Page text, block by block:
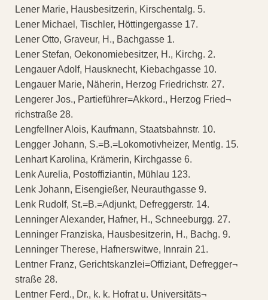
Lener Marie, Hausbesitzerin, Kirschentalg. 5.
Lener Michael, Tischler, Höttingergasse 17.
Lener Otto, Graveur, H., Bachgasse 1.
Lener Stefan, Oekonomiebesitzer, H., Kirchg. 2.
Lengauer Adolf, Hausknecht, Kiebachgasse 10.
Lengauer Marie, Näherin, Herzog Friedrichstr. 27.
Lengerer Jos., Partieführer=Akkord., Herzog Fried¬
richstraße 28.
Lengfellner Alois, Kaufmann, Staatsbahnstr. 10.
Lengger Johann, S.=B.=Lokomotivheizer, Mentlg. 15.
Lenhart Karolina, Krämerin, Kirchgasse 6.
Lenk Aurelia, Postoffiziantin, Mühlau 123.
Lenk Johann, Eisengießer, Neurauthgasse 9.
Lenk Rudolf, St.=B.=Adjunkt, Defreggerstr. 14.
Lenninger Alexander, Hafner, H., Schneeburgg. 27.
Lenninger Franziska, Hausbesitzerin, H., Bachg. 9.
Lenninger Therese, Hafnerswitwe, Innrain 21.
Lentner Franz, Gerichtskanzlei=Offiziant, Defregger¬
straße 28.
Lentner Ferd., Dr., k. k. Hofrat u. Universitäts¬